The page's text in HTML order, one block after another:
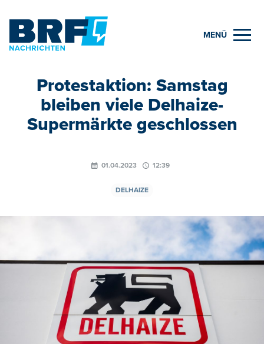
MENÜ
Protestaktion: Samstag
bleiben viele Delhaize-
Supermärkte geschlossen
01.04.2023 12:39
DELHAIZE